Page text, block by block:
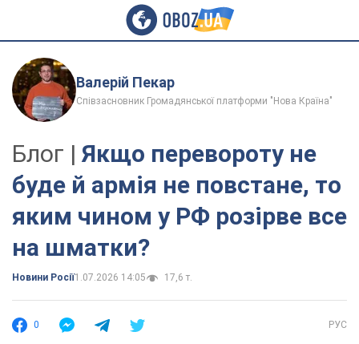
Валерій Пекар
Співзасновник Громадянської платформи "Нова Країна"
Блог | Якщо перевороту не
буде й армія не повстане, то
яким чином у РФ розірве все
на шматки?
Новини Росії1.07.2026 14:05 17,6 т.
0 РУС